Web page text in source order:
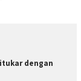
dengan